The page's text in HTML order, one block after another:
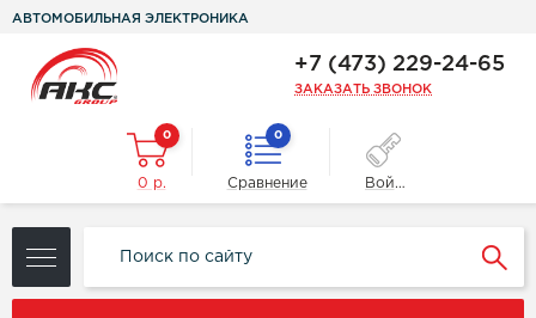
АВТОМОБИЛЬНАЯ ЭЛЕКТРОНИКА
+7 (473) 229-24-65
ЗАКАЗАТЬ ЗВОНОК
0
0 р.
0
Сравнение Войти